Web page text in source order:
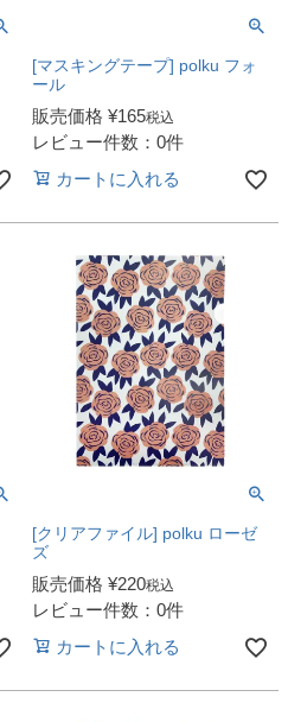
[マスキングテープ] polku フォ
ール
販売価格 ¥165税込
レビュー件数：0件
カートに入れる
[クリアファイル] polku ローゼ
ズ
販売価格 ¥220税込
レビュー件数：0件
カートに入れる